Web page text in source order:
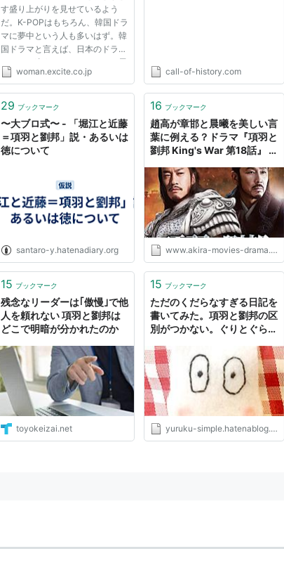
す盛り上がりを見せているよう
だ。K-POPはもちろん、韓国ドラ
マに夢中という人も多いはず。韓
国ドラマと言えば、日本のドラマ
とはまた違う、ドラマチックな展
開や登場人物にドキドキするのが
に日本に上陸する。 それは、日
NOTTV（ノ...
woman.excite.co.jp call-of-history.com
29 ブックマーク
〜大ブロ式〜 - 「堀江と近藤
＝項羽と劉邦」説・あるいは
徳について
santaro-y.hatenadiary.org
16 ブックマーク
趙高が章邯と晨曦を美しい言
葉に例える？ドラマ『項羽と
劉邦 King's War 第18話』 -
のブログ
www.akira-movies-drama.com
15 ブックマーク
残念なリーダーは｢傲慢｣で他
人を頼れない 項羽と劉邦は
どこで明暗が分かれたのか
toyokeizai.net
15 ブックマーク
ただのくだらなすぎる日記を
書いてみた。項羽と劉邦の区
別がつかない。ぐりとぐら
yuruku-simple.hatenablog.com